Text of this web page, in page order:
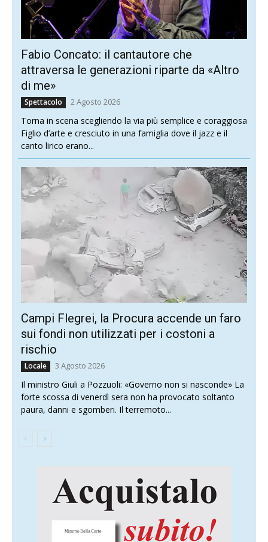
Fabio Concato: il cantautore che
attraversa le generazioni riparte da «Altro
di me»
Spettacolo 2 Agosto 2026
Torna in scena scegliendo la via più semplice e coraggiosa
Figlio d’arte e cresciuto in una famiglia dove il jazz e il
canto lirico erano...
Campi Flegrei, la Procura accende un faro
sui fondi non utilizzati per i costoni a
rischio
Locale 3 Agosto 2026
Il ministro Giuli a Pozzuoli: «Governo non si nasconde» La
forte scossa di venerdì sera non ha provocato soltanto
paura, danni e sgomberi. Il terremoto...